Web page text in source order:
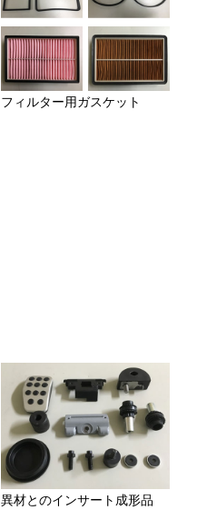
フィルター用ガスケット
異材とのインサート成形品